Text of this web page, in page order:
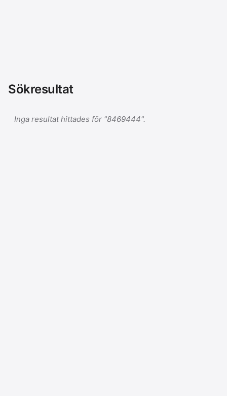
Sökresultat
Inga resultat hittades för "8469444".